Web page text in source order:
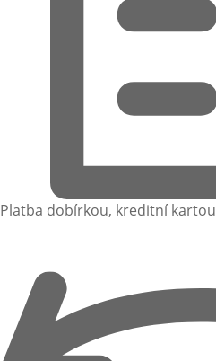
Platba dobírkou, kreditní kartou